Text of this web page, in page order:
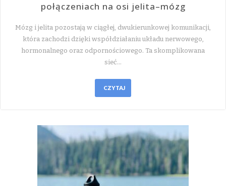
połączeniach na osi jelita–mózg
Mózg i jelita pozostają w ciągłej, dwukierunkowej komunikacji,
która zachodzi dzięki współdziałaniu układu nerwowego,
hormonalnego oraz odpornościowego. Ta skomplikowana
sieć…
CZYTAJ